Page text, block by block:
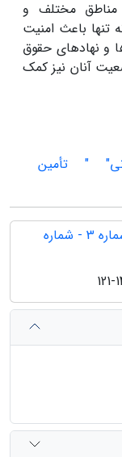
مناطق مختلف و
باعث امنیت
و نهادهای حقوق
آنان نیز کمک
"
تأمین
دوره 11، شماره 3 - شماره
121-